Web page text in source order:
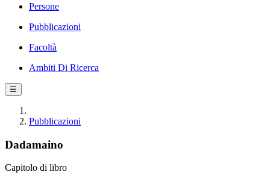
Persone
Pubblicazioni
Facoltà
Ambiti Di Ricerca
☰
Pubblicazioni
Dadamaino
Capitolo di libro